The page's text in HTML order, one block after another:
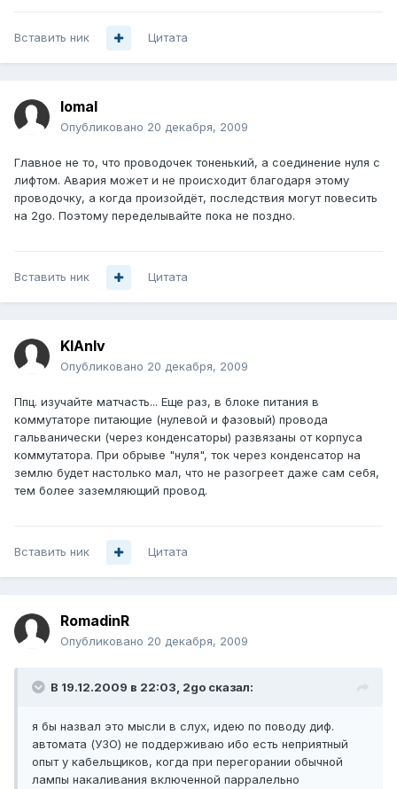
Вставить ник Цитата
lomal
Опубликовано 20 декабря, 2009
Главное не то, что проводочек тоненький, а соединение нуля с
лифтом. Авария может и не происходит благодаря этому
проводочку, а когда произойдёт, последствия могут повесить
на 2go. Поэтому переделывайте пока не поздно.
Вставить ник Цитата
KlAnIv
Опубликовано 20 декабря, 2009
Ппц. изучайте матчасть... Еще раз, в блоке питания в
коммутаторе питающие (нулевой и фазовый) провода
гальванически (через конденсаторы) развязаны от корпуса
коммутатора. При обрыве "нуля", ток через конденсатор на
землю будет настолько мал, что не разогреет даже сам себя,
тем более заземляющий провод.
Вставить ник Цитата
RomadinR
Опубликовано 20 декабря, 2009
В 19.12.2009 в 22:03, 2go сказал:
я бы назвал это мысли в слух, идею по поводу диф.
автомата (УЗО) не поддерживаю ибо есть неприятный
опыт у кабельщиков, когда при перегорании обычной
лампы накаливания включенной парралельно